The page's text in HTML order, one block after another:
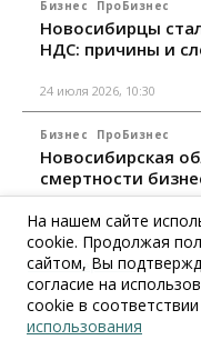
Бизнес ПроБизнес
Новосибирцы
НДС: причины и
24 июля 2026, 10:30
Бизнес ПроБизнес
Новосибирская
смертности
17 июля 2026, 12:00
Все материалы
На нашем сайте
cookie. Продолжая
сайтом, Вы
согласие на
cookie в
использования